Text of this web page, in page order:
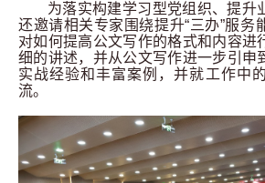
为落实构建学习型党组织、提升
还邀请相关专家围绕提升“三办”服务
对如何提高公文写作的格式和内容进
细的讲述，并从公文写作进一步引申
实战经验和丰富案例，并就工作中
流。